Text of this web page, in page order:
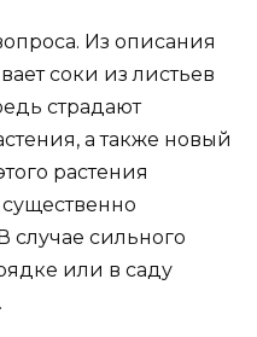
Из описания
соки из листьев
страдают
а также новый
растения
случае сильного
или в саду